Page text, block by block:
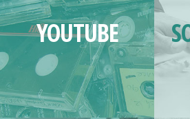
YOUTUBE